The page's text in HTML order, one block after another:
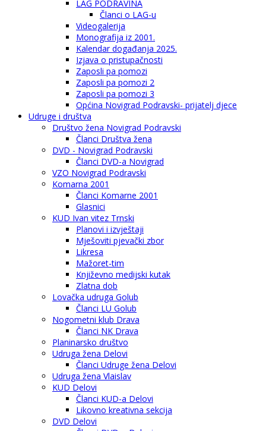
LAG PODRAVINA
Članci o LAG-u
Videogalerija
Monografija iz 2001.
Kalendar događanja 2025.
Izjava o pristupačnosti
Zaposli pa pomozi
Zaposli pa pomozi 2
Zaposli pa pomozi 3
Općina Novigrad Podravski- prijatelj djece
Udruge i društva
Društvo žena Novigrad Podravski
Članci Društva žena
DVD - Novigrad Podravski
Članci DVD-a Novigrad
VZO Novigrad Podravski
Komarna 2001
Članci Komarne 2001
Glasnici
KUD Ivan vitez Trnski
Planovi i izvještaji
Mješoviti pjevački zbor
Likresa
Mažoret-tim
Književno medijski kutak
Zlatna dob
Lovačka udruga Golub
Članci LU Golub
Nogometni klub Drava
Članci NK Drava
Planinarsko društvo
Udruga žena Delovi
Članci Udruge žena Delovi
Udruga žena Vlaislav
KUD Delovi
Članci KUD-a Delovi
Likovno kreativna sekcija
DVD Delovi